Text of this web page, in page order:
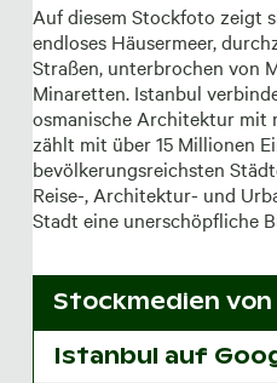
Auf diesem Stockfoto zeigt
endloses Häusermeer,
Straßen, unterbrochen von
Minaretten. Istanbul
osmanische Architektur mit
zählt mit über 15 Millionen
bevölkerungsreichsten
Reise-, Architektur- und
Stadt eine unerschöpfliche
Stockmedien von
Istanbul auf